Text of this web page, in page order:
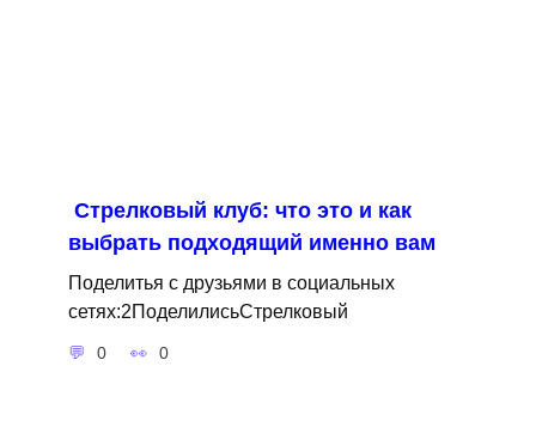
Стрелковый клуб: что это и как
выбрать подходящий именно вам
Поделитья с друзьями в социальных
сетях:2ПоделилисьСтрелковый
0 0